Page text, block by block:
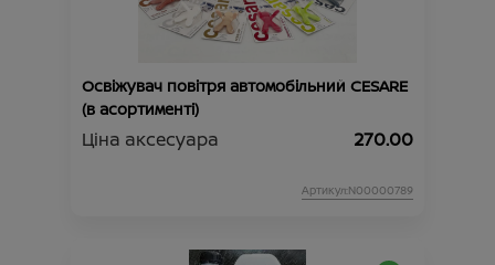
Освіжувач повітря автомобільний CESARE
(в асортименті)
Ціна аксесуара 270.00
Артикул:N00000789